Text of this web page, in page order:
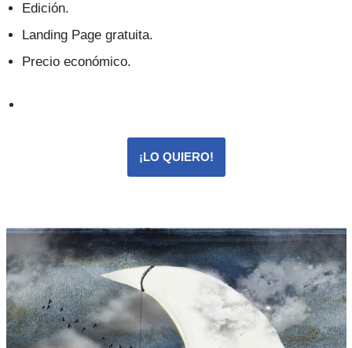
Edición.
Landing Page gratuita.
Precio económico.
¡LO QUIERO!